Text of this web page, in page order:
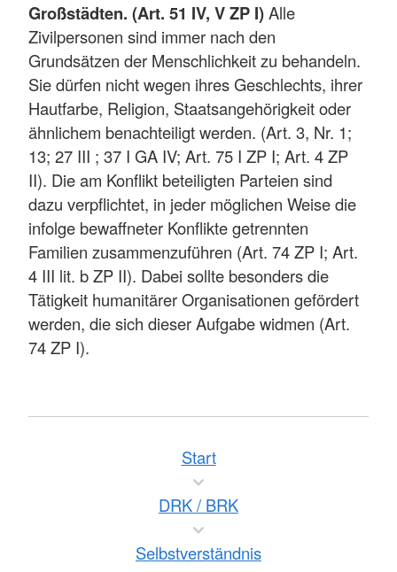
Großstädten. (Art. 51 IV, V ZP I)Alle
Zivilpersonen sind immer nach den
Grundsätzen der Menschlichkeit zu behandeln.
Sie dürfen nicht wegen ihres Geschlechts, ihrer
Hautfarbe, Religion, Staatsangehörigkeit oder
ähnlichem benachteiligt werden. (Art. 3, Nr. 1;
13; 27 III ; 37 I GA IV; Art. 75 I ZP I; Art. 4 ZP
II). Die am Konflikt beteiligten Parteien sind
dazu verpflichtet, in jeder möglichen Weise die
infolge bewaffneter Konflikte getrennten
Familien zusammenzuführen (Art. 74 ZP I; Art.
4 III lit. b ZP II). Dabei sollte besonders die
Tätigkeit humanitärer Organisationen gefördert
werden, die sich dieser Aufgabe widmen (Art.
74 ZP I).
Start
DRK / BRK
Selbstverständnis